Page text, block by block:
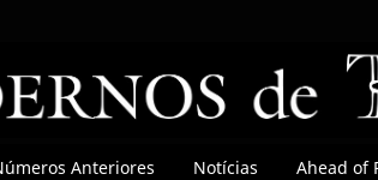
Anteriores Notícias Ahead of